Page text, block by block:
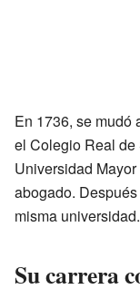
En 1736, se mudó
el Colegio Real de
Universidad
abogado.
misma universidad.
Su carrera